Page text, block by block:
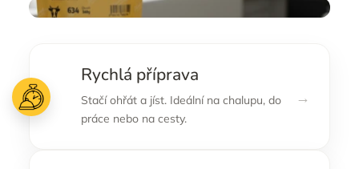
→
Rychlá příprava
Stačí ohřát a jíst. Ideální na chalupu, do
práce nebo na cesty.